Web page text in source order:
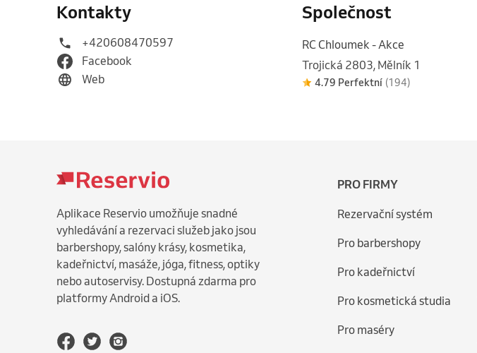
Kontakty
+420608470597
Facebook
Web
Společnost
RC Chloumek - Akce
Trojická 2803, Mělník 1
4.79 Perfektní (194)
Aplikace Reservio umožňuje snadné
vyhledávání a rezervaci služeb jako jsou
barbershopy, salóny krásy, kosmetika,
kadeřnictví, masáže, jóga, fitness, optiky
nebo autoservisy. Dostupná zdarma pro
platformy Android a iOS.
PRO FIRMY
Rezervační systém
Pro barbershopy
Pro kadeřnictví
Pro kosmetická studia
Pro maséry